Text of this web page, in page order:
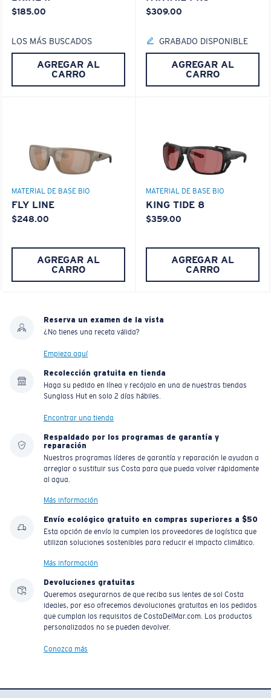
$185.00
LOS MÁS BUSCADOS
AGREGAR AL
CARRO
$309.00
GRABADO DISPONIBLE
AGREGAR AL
CARRO
MATERIAL DE BASE BIO
FLY LINE
$248.00
AGREGAR AL
CARRO
MATERIAL DE BASE BIO
KING TIDE 8
$359.00
AGREGAR AL
CARRO
Reserva un examen de la vista
¿No tienes una receta válida?
Empieza aquí
Recolección gratuita en tienda
Haga su pedido en línea y recójalo en una de nuestras tiendas
Sunglass Hut en solo 2 días hábiles.
Encontrar una tienda
Respaldado por los programas de garantía y
reparación
Nuestros programas líderes de garantía y reparación le ayudan a
arreglar o sustituir sus Costa para que pueda volver rápidamente
al agua.
Más información
Envío ecológico gratuito en compras superiores a $50
Esta opción de envío la cumplen los proveedores de logística que
utilizan soluciones sostenibles para reducir el impacto climático.
Más información
Devoluciones gratuitas
Queremos asegurarnos de que reciba sus lentes de sol Costa
ideales, por eso ofrecemos devoluciones gratuitas en los pedidos
que cumplan los requisitos de CostaDelMar.com. Los productos
personalizados no se pueden devolver.
Conozca más